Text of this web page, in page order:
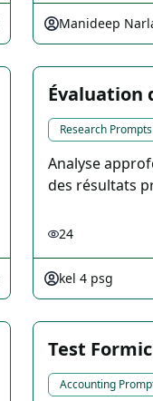
Manideep
Research Prompts
Analyse
des résultats
24
kel 4 psg
Test
Accounting